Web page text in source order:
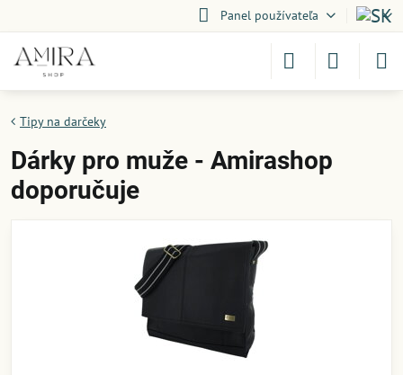
Panel používateľa
Tipy na darčeky
Dárky pro muže - Amirashop
doporučuje